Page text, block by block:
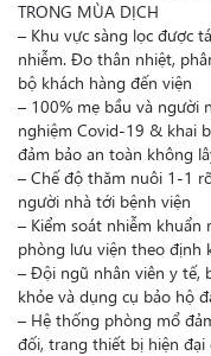
TRONG MÙA DỊCH
– Khu vực sàng lọc được
nhiễm. Đo thân nhiệt,
bộ khách hàng đến viện
– 100% mẹ bầu và người
nghiệm Covid-19 & khai
đảm bảo an toàn không
– Chế độ thăm nuôi 1-1
người nhà tới bệnh viện
– Kiểm soát nhiễm
phòng lưu viện theo định
– Đội ngũ nhân viên y tế,
khỏe và dụng cụ bảo hộ
– Hệ thống phòng mổ
đối, trang thiết bị hiện